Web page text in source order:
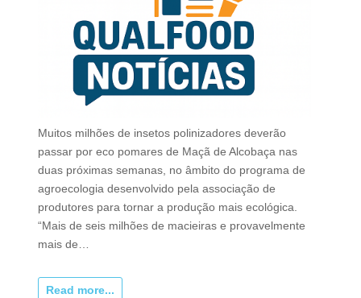
Muitos milhões de insetos polinizadores deverão
passar por eco pomares de Maçã de Alcobaça nas
duas próximas semanas, no âmbito do programa de
agroecologia desenvolvido pela associação de
produtores para tornar a produção mais ecológica.
“Mais de seis milhões de macieiras e provavelmente
mais de…
Read more...